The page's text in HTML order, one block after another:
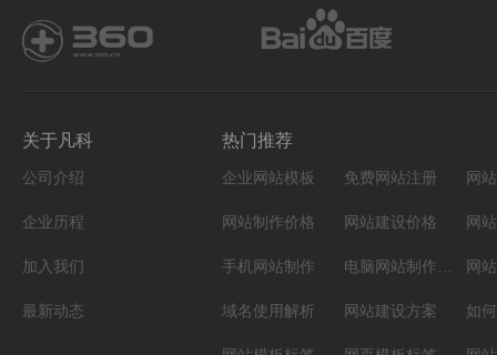
关于凡科
公司介绍
企业历程
加入我们
最新动态
热门推荐
企业网站模板 免费网站注册 网
网站制作价格 网站建设价格 网
手机网站制作 电脑网站制作设计 网
域名使用解析 网站建设方案 如